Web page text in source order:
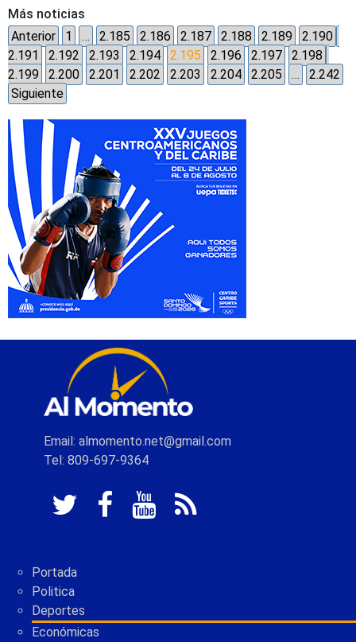
Más noticias
Anterior
1 … 2.185 2.186 2.187 2.188 2.189
2.190
2.191
2.192 2.193 2.194 2.195 2.196 2.197
2.198
2.199
2.200 2.201 2.202 2.203 2.204 2.205 …
2.242
Siguiente
Email: almomento.net@gmail.com
Tel: 809-697-9364
Portada
Politica
Deportes
Económicas